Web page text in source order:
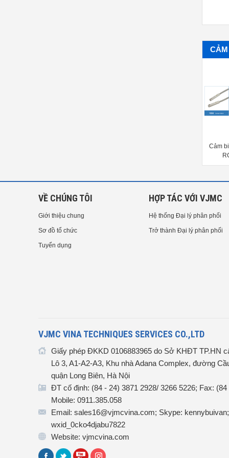
Cảm
VỀ CHÚNG TÔI
Giới thiệu chung
Sơ đồ tổ chức
Tuyển dụng
HỢP TÁC VỚI VJMC
Hệ thống Đại lý phân phối
Trở thành Đại lý phân phối
VJMC VINA TECHNIQUES SERVICES CO.,LTD
Giấy phép ĐKKD 0106883965 do Sở KHĐT TP.HN
Lô 3, A1-A2-A3, Khu nhà Adana Complex, đường
quận Long Biên, Hà Nội
ĐT cố định: (84 - 24) 3871 2928/ 3266 5226; Fax:
Mobile: 0911.385.058
Email: sales16@vjmcvina.com; Skype:
wxid_0cko4djabu7822
Website: vjmcvina.com